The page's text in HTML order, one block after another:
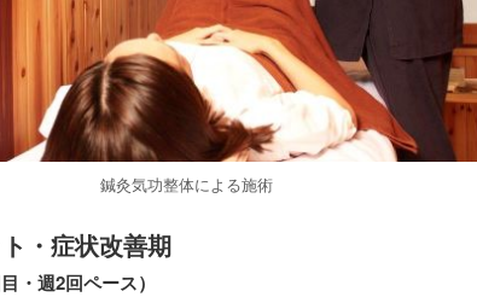
鍼灸気功整体による施術
・症状改善期
・週2回ペース）